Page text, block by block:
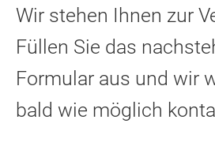
Wir stehen Ihnen zur
Füllen Sie das
Formular aus und wir
bald wie möglich